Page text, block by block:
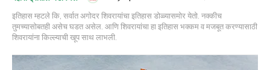
इतिहास म्हटले कि, सर्वात अगोदर शिवरायांचा इतिहास डोळ्यासमोर येतो. नक्कीच
तुमच्यासोबतही असेच घडत असेल. आणि शिवरायांचा हा इतिहास भक्कम व मजबूत करण्यासाठी
शिवरायांना किल्ल्याची खूप साथ लाभली.